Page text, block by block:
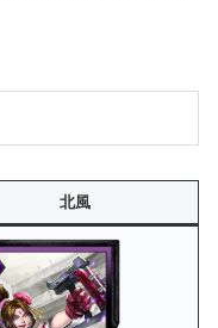
北風